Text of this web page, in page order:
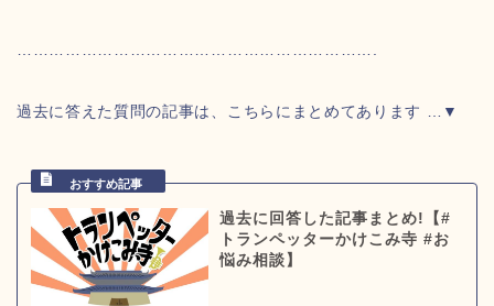
………………………………………………………….
過去に答えた質問の記事は、こちらにまとめてあります …▼
過去に回答した記事まとめ!【#
トランペッターかけこみ寺 #お
悩み相談】